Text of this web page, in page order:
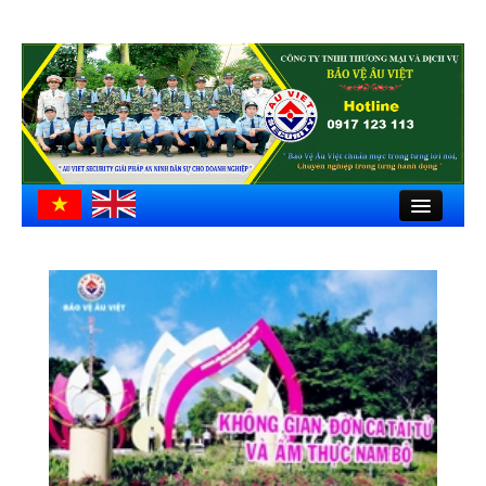
Trang chủ
Giới thiệu
Hồ sơ công ty